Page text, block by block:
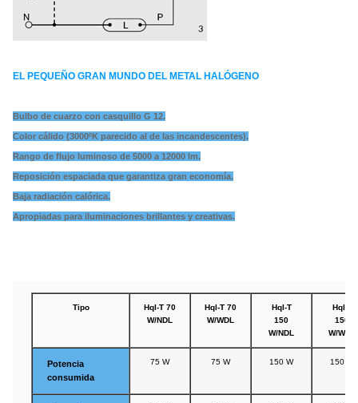
EL PEQUEÑO GRAN MUNDO DEL METAL HALÓGENO
Bulbo de cuarzo con casquillo G 12.
Color cálido (3000ºK parecido al de las incandescentes).
Rango de flujo luminoso de 5000 a 12000 lm.
Reposición espaciada que garantiza gran economía.
Baja radiación calórica.
Apropiadas para iluminaciones brillantes y creativas.
Tipo
Hql-T 70
W/NDL
Hql-T 70
W/WDL
Hql-T
150
W/NDL
Hql-T
150
W/WDL
Potencia
consumida
75 W 75 W 150 W 150 W